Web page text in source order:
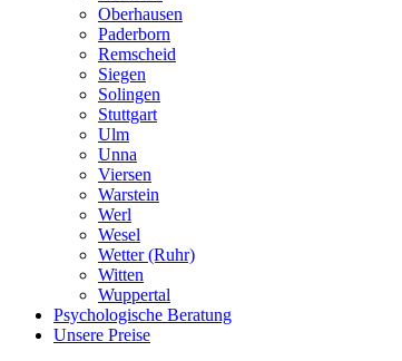
Oberhausen
Paderborn
Remscheid
Siegen
Solingen
Stuttgart
Ulm
Unna
Viersen
Warstein
Werl
Wesel
Wetter (Ruhr)
Witten
Wuppertal
Psychologische Beratung
Unsere Preise